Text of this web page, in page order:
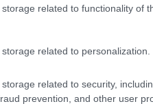
related to functionality of
related to personalization.
related to security,
prevention, and other user
il tema dai suoi orizzonti
era noto, sì, ma la
Let my people go